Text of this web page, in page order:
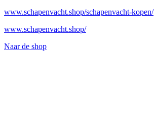
www.schapenvacht.shop/schapenvacht-kopen/
www.schapenvacht.shop/
Naar de shop